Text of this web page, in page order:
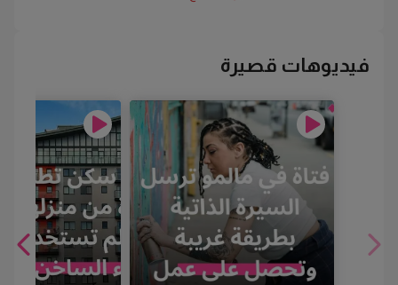
فيديوهات قصيرة